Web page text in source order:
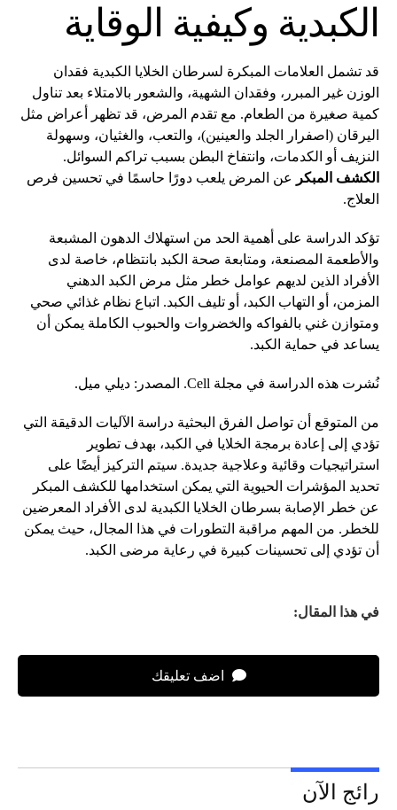
الكبدية وكيفية الوقاية
قد تشمل العلامات المبكرة لسرطان الخلايا الكبدية فقدان
الوزن غير المبرر، وفقدان الشهية، والشعور بالامتلاء بعد تناول
كمية صغيرة من الطعام. مع تقدم المرض، قد تظهر أعراض مثل
اليرقان (اصفرار الجلد والعينين)، والتعب، والغثيان، وسهولة
النزيف أو الكدمات، وانتفاخ البطن بسبب تراكم السوائل.
الكشف المبكر
عن المرض يلعب دورًا حاسمًا في تحسين فرص
العلاج.
تؤكد الدراسة على أهمية الحد من استهلاك الدهون المشبعة
والأطعمة المصنعة، ومتابعة صحة الكبد بانتظام، خاصة لدى
الأفراد الذين لديهم عوامل خطر مثل مرض الكبد الدهني
المزمن، أو التهاب الكبد، أو تليف الكبد. اتباع نظام غذائي صحي
ومتوازن غني بالفواكه والخضروات والحبوب الكاملة يمكن أن
يساعد في حماية الكبد.
نُشرت هذه الدراسة في مجلة Cell. المصدر: ديلي ميل.
من المتوقع أن تواصل الفرق البحثية دراسة الآليات الدقيقة التي
تؤدي إلى إعادة برمجة الخلايا في الكبد، بهدف تطوير
استراتيجيات وقائية وعلاجية جديدة. سيتم التركيز أيضًا على
تحديد المؤشرات الحيوية التي يمكن استخدامها للكشف المبكر
عن خطر الإصابة بسرطان الخلايا الكبدية لدى الأفراد المعرضين
للخطر. من المهم مراقبة التطورات في هذا المجال، حيث يمكن
أن تؤدي إلى تحسينات كبيرة في رعاية مرضى الكبد.
في هذا المقال:
اضف تعليقك
رائج الآن